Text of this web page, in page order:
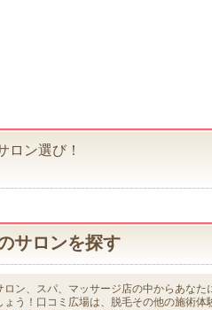
ロン選び！
サロンを探す
ロン、スパ、マッサージ店の中からあな
ょう！口コミ広場は、脱毛その他の施術